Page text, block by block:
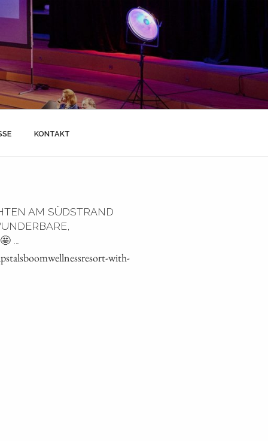
KONTAKT
AM SÜDSTRAND
.…
with-